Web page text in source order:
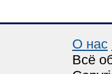
О нас
Всё